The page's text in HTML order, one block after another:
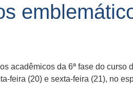
acadêmicos da 6ª fase do curso
(20) e sexta-feira (21), no